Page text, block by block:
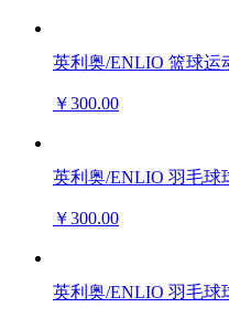
英利奥/ENLIO 篮球运
￥300.00
英利奥/ENLIO 羽毛球
￥300.00
英利奥/ENLIO 羽毛球